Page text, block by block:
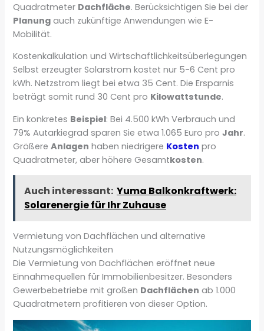
Quadratmeter Dachfläche. Berücksichtigen Sie bei der
Planung auch zukünftige Anwendungen wie E-
Mobilität.
Kostenkalkulation und Wirtschaftlichkeitsüberlegungen
Selbst erzeugter Solarstrom kostet nur 5-6 Cent pro
kWh. Netzstrom liegt bei etwa 35 Cent. Die Ersparnis
beträgt somit rund 30 Cent pro Kilowattstunde.
Ein konkretes Beispiel: Bei 4.500 kWh Verbrauch und
79% Autarkiegrad sparen Sie etwa 1.065 Euro proJahr.
GrößereAnlagen haben niedrigere Kosten pro
Quadratmeter, aber höhere Gesamtkosten.
Auch interessant: Yuma Balkonkraftwerk:
Solarenergie für Ihr Zuhause
Vermietung von Dachflächen und alternative
Nutzungsmöglichkeiten
Die Vermietung von Dachflächen eröffnet neue
Einnahmequellen für Immobilienbesitzer. Besonders
Gewerbebetriebe mit großen Dachflächen ab 1.000
Quadratmetern profitieren von dieser Option.